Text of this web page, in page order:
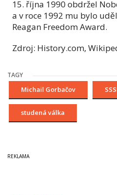
15. října 1990 obdržel
a v roce 1992 mu bylo
Reagan Freedom Award.
Zdroj: History.com,
TAGY
Michail Gorbačov
studená válka